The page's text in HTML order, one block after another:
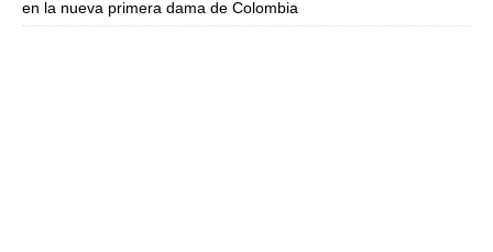
en la nueva primera dama de Colombia